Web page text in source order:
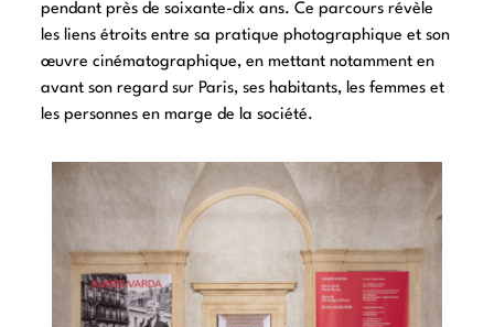
pendant près de soixante-dix ans. Ce parcours révèle
les liens étroits entre sa pratique photographique et son
œuvre cinématographique, en mettant notamment en
avant son regard sur Paris, ses habitants, les femmes et
les personnes en marge de la société.